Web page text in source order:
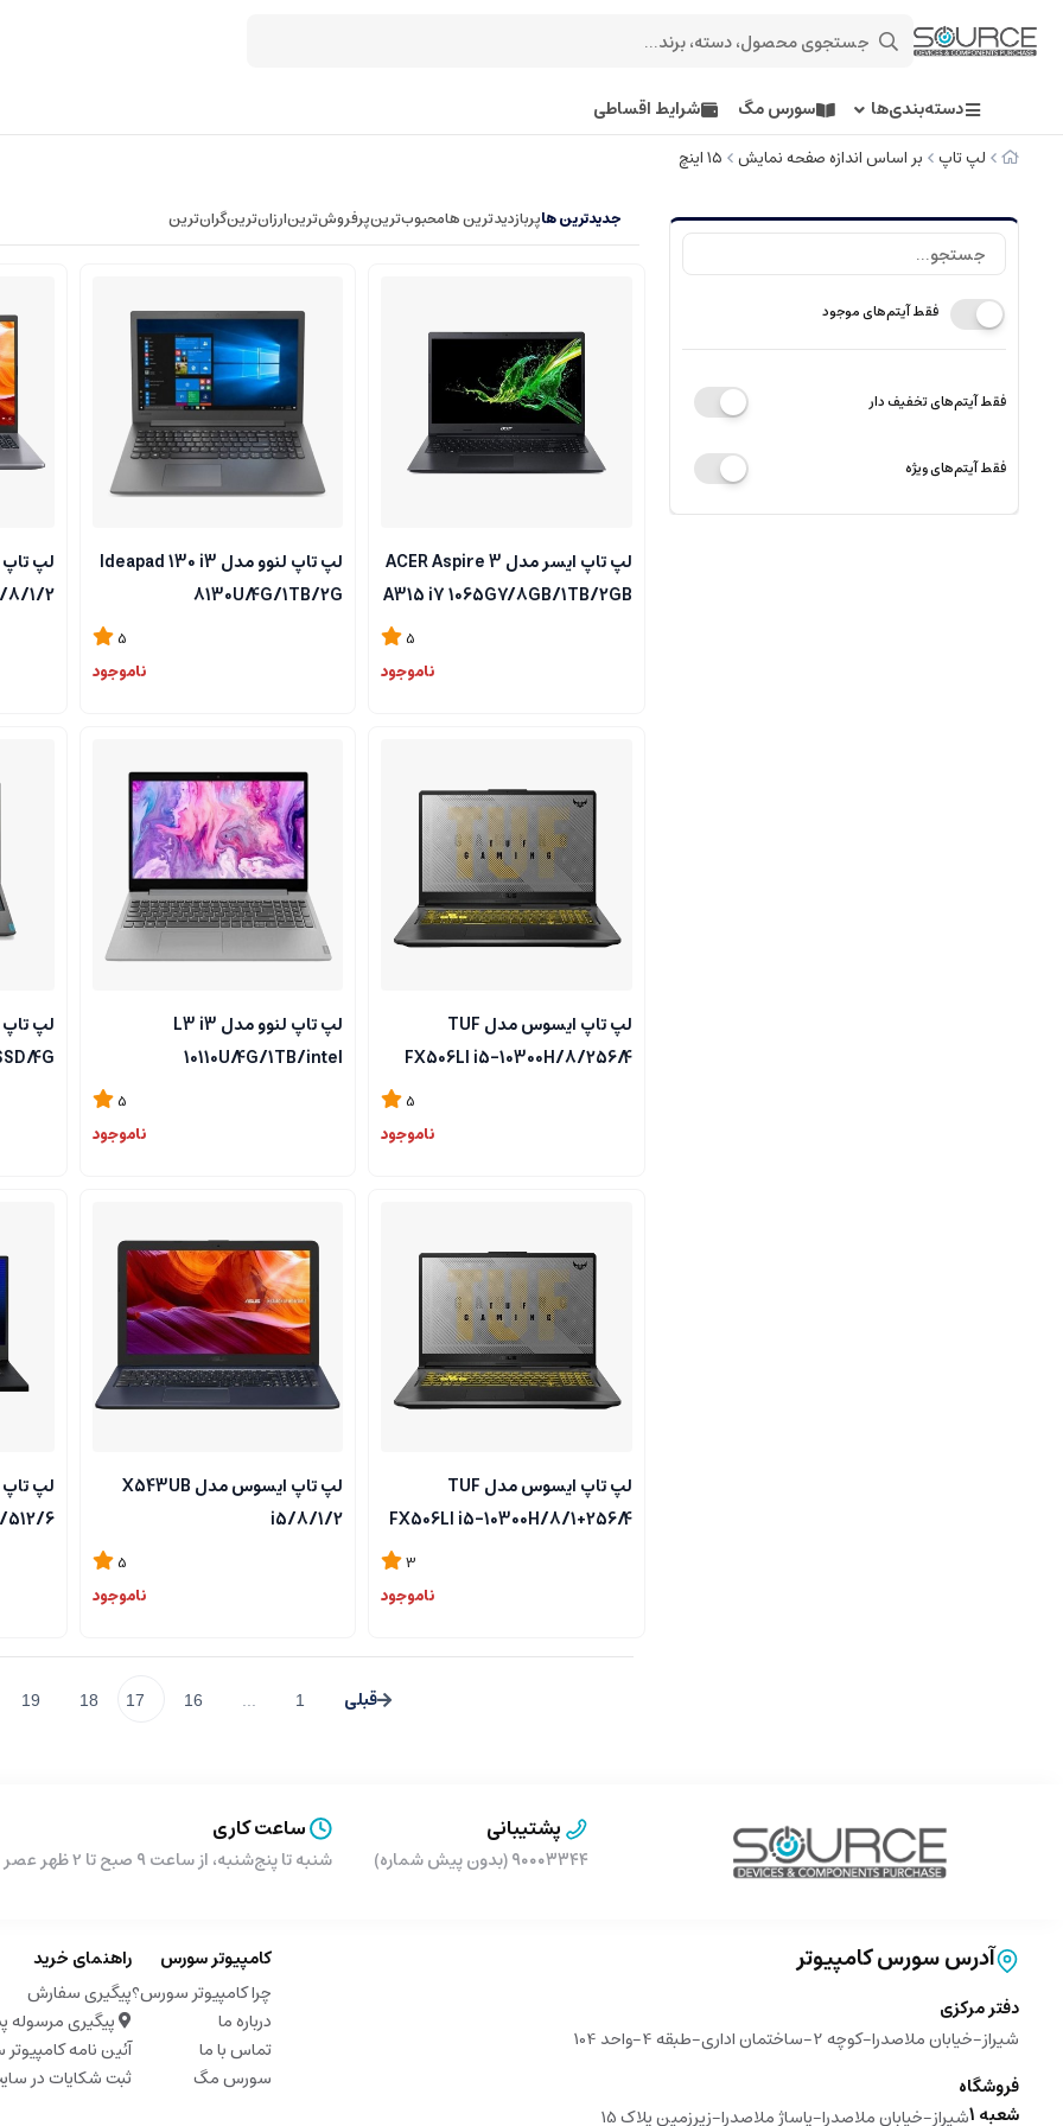
دسته‌بندی‌ها سورس مگ شرایط اقساطی
لپ تاپ بر اساس اندازه صفحه نمایش ۱۵ اینچ
فقط آیتم‌های موجود
فقط آیتم‌های تخفیف دار
فقط آیتم‌های ویژه
جدیدترین هاپربازدیدترین هامحبوب‌‌ترینپرفروش‌ترینارزان‌ترینگران‌ترین
لپ تاپ ایسر مدل ACER Aspire 3
A315 i7 1065G7/8GB/1TB/2GB
5
ناموجود
لپ تاپ لنوو مدل Ideapad 130 i3
8130U/4G/1TB/2G
5
ناموجود
8/1/2
لپ تاپ ایسوس مدل TUF
FX506LI i5-10300H/8/256/4
5
ناموجود
لپ تاپ لنوو مدل L3 i3
10110U/4G/1TB/intel
5
ناموجود
4G
لپ تاپ ایسوس مدل TUF
FX506LI i5-10300H/8/1+256/4
3
ناموجود
لپ تاپ ایسوس مدل X543UB
i5/8/1/2
5
ناموجود
512/6
1
...
16
17
18
19
پشتیبانی
۹۰۰۰۳۳۴۴ (بدون پیش شماره)
ساعت کاری
شنبه تا پنج‌شنبه، از ساعت ۹ صبح تا 2 ظهر عصر از ساعت 5 تا 9 شب
آدرس سورس کامپیوتر
دفتر مرکزی
شیراز-خیابان ملاصدرا-کوچه 2-ساختمان اداری-طبقه 4-واحد 104
فروشگاه
شعبه 1 شیراز-خیابان ملاصدرا-پاساژ ملاصدرا-زیرزمین پلاک 15
کامپیوتر سورس
چرا کامپیوتر سورس؟
درباره ما
تماس با ما
سورس مگ
راهنمای خرید
پیگیری سفارش
پیگیری مرسوله
آئین نامه
ثبت شکایات در